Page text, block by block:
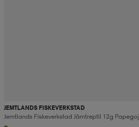
JEMTLANDS FISKEVERKSTAD
Jemtlands Fiskeverkstad Jämtreptil 12g Papegoj